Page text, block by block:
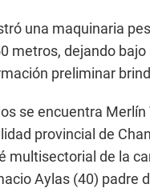
una maquinaria
metros, dejando
preliminar
se encuentra
provincial de
multisectorial de la
Aylas (40) padre